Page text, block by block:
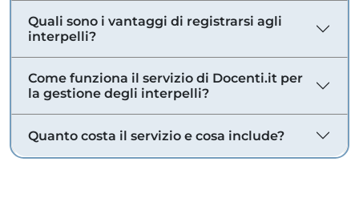
Quali sono i vantaggi di registrarsi agli
interpelli?
Come funziona il servizio di Docenti.it per
la gestione degli interpelli?
Quanto costa il servizio e cosa include?